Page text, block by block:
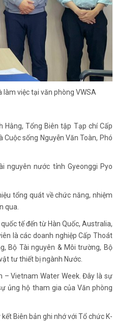
việc tại văn phòng VWSA
Hằng, Tổng Biên tập Tạp chí Cấp
sống Nguyễn Văn Toàn, Phó
nguyên nước tỉnh Gyeonggi Pyo
tổng quát về chức năng, nhiệm
qua.
tế đến từ Hàn Quốc, Australia,
là các doanh nghiệp Cấp Thoát
Bộ Tài nguyên & Môi trường, Bộ
tư thiết bị ngành Nước.
– Vietnam Water Week. Đây là sự
ủng hộ tham gia của Văn phòng
Biên bản ghi nhớ với Tổ chức K-